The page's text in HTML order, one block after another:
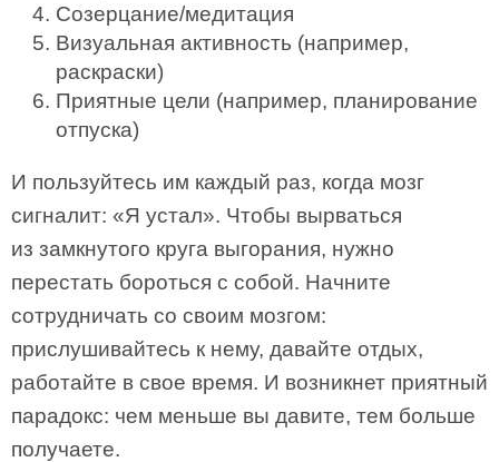
Созерцание/медитация
Визуальная активность (например,
раскраски)
Приятные цели (например, планирование
отпуска)
И пользуйтесь им каждый раз, когда мозг
сигналит: «Я устал». Чтобы вырваться
из замкнутого круга выгорания, нужно
перестать бороться с собой. Начните
сотрудничать со своим мозгом:
прислушивайтесь к нему, давайте отдых,
работайте в свое время. И возникнет приятный
парадокс: чем меньше вы давите, тем больше
получаете.